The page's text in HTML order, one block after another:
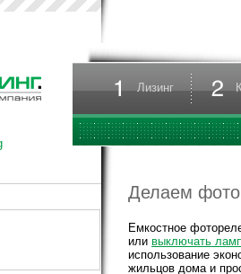
Лизинг
Делаем
Емкостное
или выключать
использование
жильцов дома и